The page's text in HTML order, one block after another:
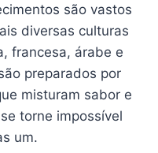
são vastos
diversas culturas
francesa, árabe e
preparados por
misturam sabor e
torne impossível
um.